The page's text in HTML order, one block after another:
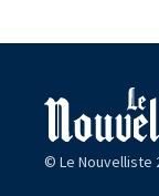
© Le Nouvelliste